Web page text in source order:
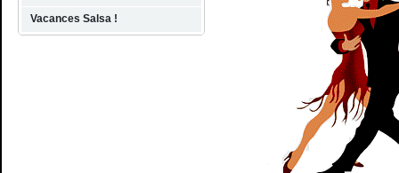
Vacances Salsa !